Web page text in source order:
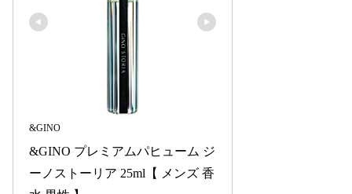
&GINO
&GINO プレミアムパヒューム ジ
ーノストーリア 25ml【 メンズ 香